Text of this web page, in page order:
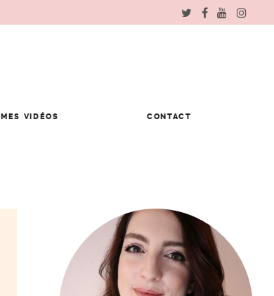
MES VIDÉOS CONTACT